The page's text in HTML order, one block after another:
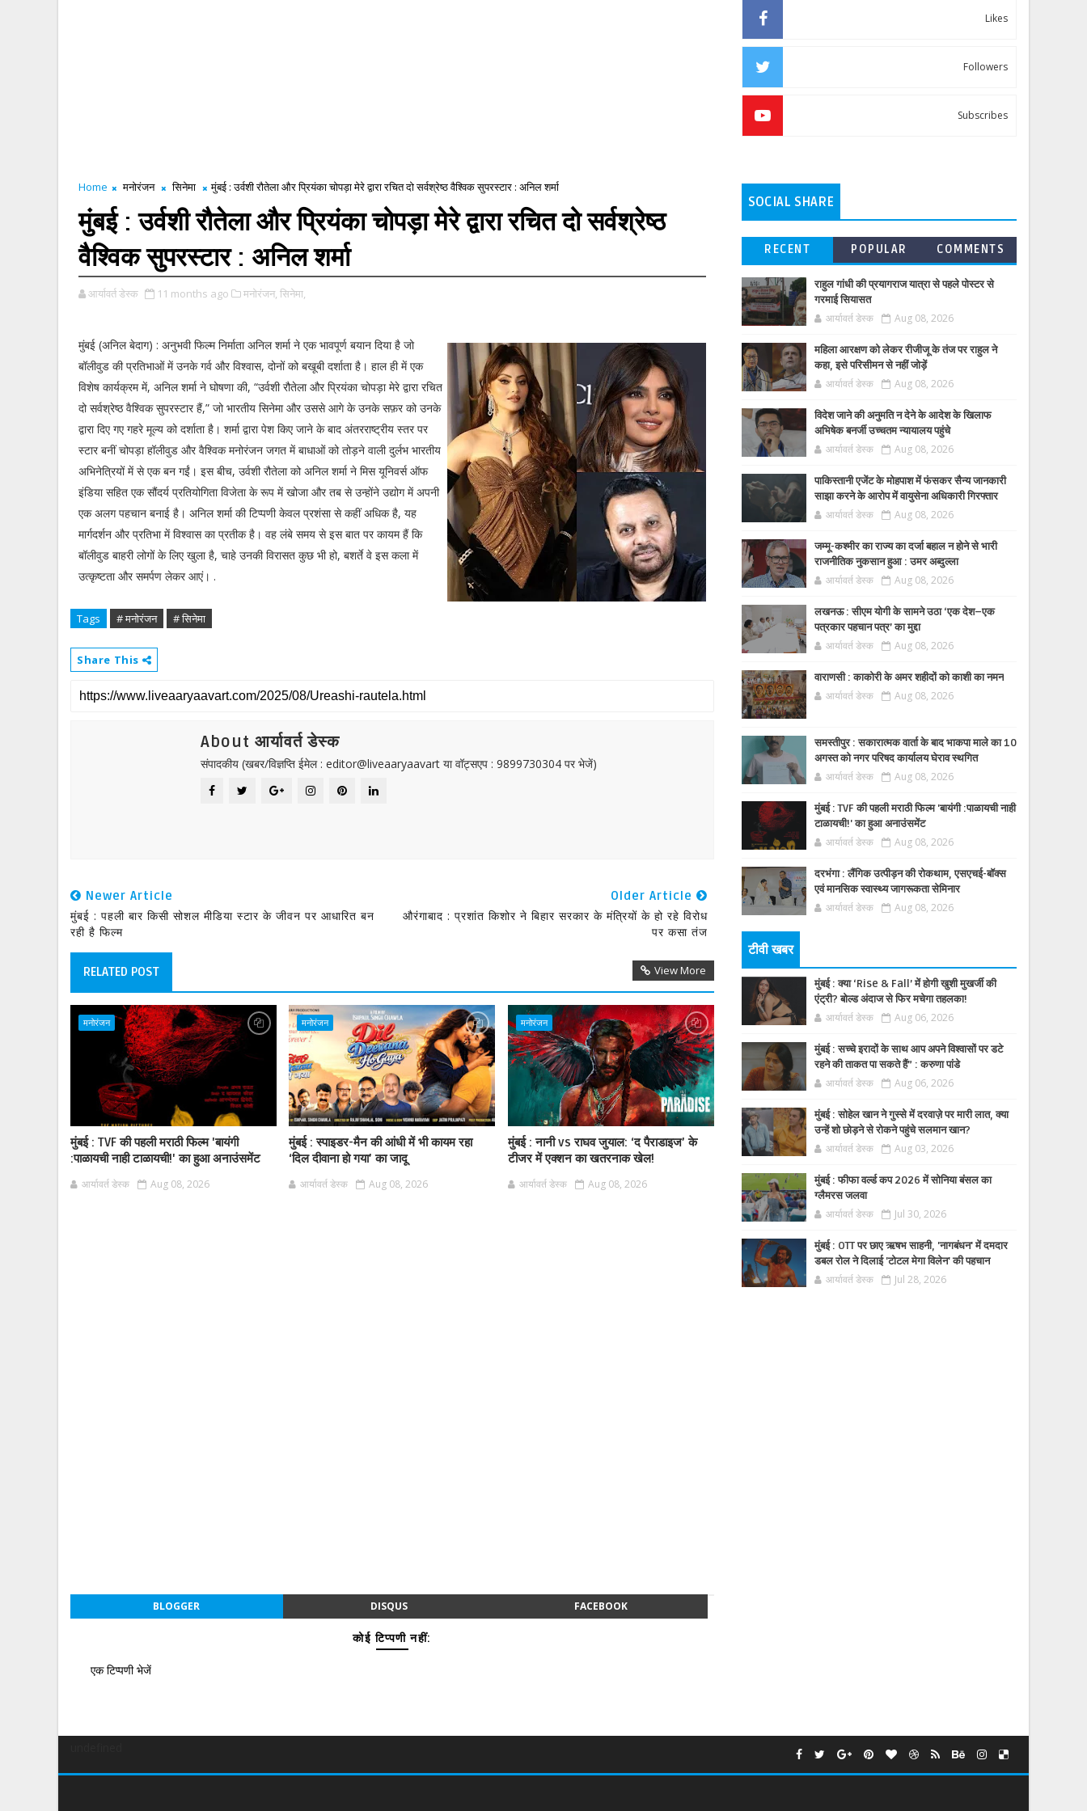
Home मनोरंजन सिनेमा मुंबई : उर्वशी रौतेला और प्रियंका चोपड़ा मेरे द्वारा रचित दो सर्वश्रेष्ठ वैश्विक सुपरस्टार : अनिल शर्मा
मुंबई : उर्वशी रौतेला और प्रियंका चोपड़ा मेरे द्वारा रचित दो सर्वश्रेष्ठ
वैश्विक सुपरस्टार : अनिल शर्मा
आर्यावर्त डेस्क 11 months ago मनोरंजन, सिनेमा,
मुंबई (अनिल बेदाग) : अनुभवी फिल्म निर्माता अनिल शर्मा ने एक भावपूर्ण बयान दिया है जो
बॉलीवुड की प्रतिभाओं में उनके गर्व और विश्वास, दोनों को बखूबी दर्शाता है। हाल ही में एक
विशेष कार्यक्रम में, अनिल शर्मा ने घोषणा की, “उर्वशी रौतेला और प्रियंका चोपड़ा मेरे द्वारा रचित
दो सर्वश्रेष्ठ वैश्विक सुपरस्टार हैं,” जो भारतीय सिनेमा और उससे आगे के उनके सफ़र को उनके
द्वारा दिए गए गहरे मूल्य को दर्शाता है। शर्मा द्वारा पेश किए जाने के बाद अंतरराष्ट्रीय स्तर पर
स्टार बनीं चोपड़ा हॉलीवुड और वैश्विक मनोरंजन जगत में बाधाओं को तोड़ने वाली दुर्लभ भारतीय
अभिनेत्रियों में से एक बन गईं। इस बीच, उर्वशी रौतेला को अनिल शर्मा ने मिस यूनिवर्स ऑफ
इंडिया सहित एक सौंदर्य प्रतियोगिता विजेता के रूप में खोजा और तब से उन्होंने उद्योग में अपनी
एक अलग पहचान बनाई है। अनिल शर्मा की टिप्पणी केवल प्रशंसा से कहीं अधिक है, यह
मार्गदर्शन और प्रतिभा में विश्वास का प्रतीक है। वह लंबे समय से इस बात पर कायम हैं कि
बॉलीवुड बाहरी लोगों के लिए खुला है, चाहे उनकी विरासत कुछ भी हो, बशर्ते वे इस कला में
उत्कृष्टता और समर्पण लेकर आएं। .
Tags # मनोरंजन # सिनेमा
Share This
About आर्यावर्त डेस्क
संपादकीय (खबर/विज्ञप्ति ईमेल : editor@liveaaryaavart या वॉट्सएप : 9899730304 पर भेजें)
Newer Article
मुंबई : पहली बार किसी सोशल मीडिया स्टार के जीवन पर आधारित बन
रही है फिल्म
Older Article
औरंगाबाद : प्रशांत किशोर ने बिहार सरकार के मंत्रियों के हो रहे विरोध
पर कसा तंज
RELATED POST View More
मनोरंजन
मुंबई : TVF की पहली मराठी फिल्म 'बायंगी
:पाळायची नाही टाळायची!' का हुआ अनाउंसमेंट
आर्यावर्त डेस्क Aug 08, 2026
मनोरंजन
मुंबई : स्पाइडर-मैन की आंधी में भी कायम रहा
‘दिल दीवाना हो गया’ का जादू
आर्यावर्त डेस्क Aug 08, 2026
मनोरंजन
मुंबई : नानी vs राघव जुयाल: ‘द पैराडाइज’ के
टीजर में एक्शन का खतरनाक खेल!
आर्यावर्त डेस्क Aug 08, 2026
BLOGGER DISQUS FACEBOOK
कोई टिप्पणी नहीं:
एक टिप्पणी भेजें
Likes
Followers
Subscribes
SOCIAL SHARE
RECENT POPULAR COMMENTS
राहुल गांधी की प्रयागराज यात्रा से पहले पोस्टर से
गरमाई सियासत
आर्यावर्त डेस्क Aug 08, 2026
महिला आरक्षण को लेकर रीजीजू के तंज पर राहुल ने
कहा, इसे परिसीमन से नहीं जोड़ें
आर्यावर्त डेस्क Aug 08, 2026
विदेश जाने की अनुमति न देने के आदेश के खिलाफ
अभिषेक बनर्जी उच्चतम न्यायालय पहुंचे
आर्यावर्त डेस्क Aug 08, 2026
पाकिस्तानी एजेंट के मोहपाश में फंसकर सैन्य जानकारी
साझा करने के आरोप में वायुसेना अधिकारी गिरफ्तार
आर्यावर्त डेस्क Aug 08, 2026
जम्मू-कश्मीर का राज्य का दर्जा बहाल न होने से भारी
राजनीतिक नुकसान हुआ : उमर अब्दुल्ला
आर्यावर्त डेस्क Aug 08, 2026
लखनऊ : सीएम योगी के सामने उठा ‘एक देश–एक
पत्रकार पहचान पत्र’ का मुद्दा
आर्यावर्त डेस्क Aug 08, 2026
वाराणसी : काकोरी के अमर शहीदों को काशी का नमन
आर्यावर्त डेस्क Aug 08, 2026
समस्तीपुर : सकारात्मक वार्ता के बाद भाकपा माले का 10
अगस्त को नगर परिषद कार्यालय घेराव स्थगित
आर्यावर्त डेस्क Aug 08, 2026
मुंबई : TVF की पहली मराठी फिल्म 'बायंगी :पाळायची नाही
टाळायची!' का हुआ अनाउंसमेंट
आर्यावर्त डेस्क Aug 08, 2026
दरभंगा : लैंगिक उत्पीड़न की रोकथाम, एसएचई-बॉक्स
एवं मानसिक स्वास्थ्य जागरूकता सेमिनार
आर्यावर्त डेस्क Aug 08, 2026
टीवी खबर
मुंबई : क्या ‘Rise & Fall’ में होगी खुशी मुखर्जी की
एंट्री? बोल्ड अंदाज से फिर मचेगा तहलका!
आर्यावर्त डेस्क Aug 06, 2026
मुंबई : सच्चे इरादों के साथ आप अपने विश्वासों पर डटे
रहने की ताकत पा सकते हैं” : करुणा पांडे
आर्यावर्त डेस्क Aug 06, 2026
मुंबई : सोहेल खान ने गुस्से में दरवाज़े पर मारी लात, क्या
उन्हें शो छोड़ने से रोकने पहुंचे सलमान खान?
आर्यावर्त डेस्क Aug 03, 2026
मुंबई : फीफा वर्ल्ड कप 2026 में सोनिया बंसल का
ग्लैमरस जलवा
आर्यावर्त डेस्क Jul 30, 2026
मुंबई : OTT पर छाए ऋषभ साहनी, 'नागबंधन' में दमदार
डबल रोल ने दिलाई 'टोटल मेगा विलेन' की पहचान
आर्यावर्त डेस्क Jul 28, 2026